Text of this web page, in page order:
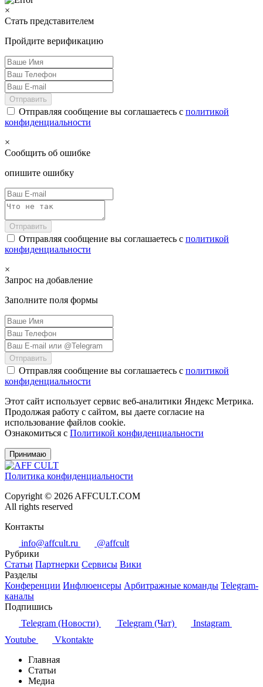
×
Стать представителем
Пройдите верификацию
Отправить
Отправляя сообщение вы соглашаетесь с политикой
конфиденциальности
×
Сообщить об ошибке
опишите ошибку
Отправить
Отправляя сообщение вы соглашаетесь с политикой
конфиденциальности
×
Запрос на добавление
Заполните поля формы
Отправить
Отправляя сообщение вы соглашаетесь с политикой
конфиденциальности
Этот сайт использует сервис веб-аналитики Яндекс Метрика.
Продолжая работу с сайтом, вы даете согласие на
использование файлов cookie.
Ознакомиться с Политикой конфиденциальности
Принимаю
Политика конфиденциальности
Copyright © 2026 AFFCULT.COM
All rights reserved
Контакты
info@affcult.ru
@affcult
Рубрики
Статьи Партнерки Сервисы Вики
Разделы
Конференции Инфлюенсеры Арбитражные команды Telegram-
каналы
Подпишись
Telegram (Новости)
Telegram (Чат)
Instagram
Youtube
Vkontakte
Главная
Статьи
Медиа